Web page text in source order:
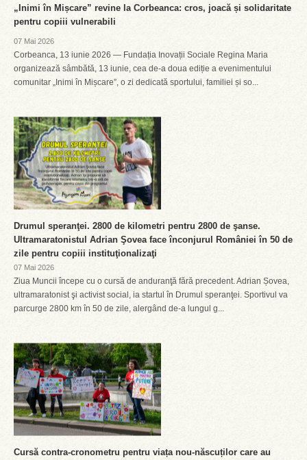
„Inimi în Mișcare” revine la Corbeanca: cros, joacă și solidaritate
pentru copiii vulnerabili
07 Mai 2026
Corbeanca, 13 iunie 2026 — Fundația Inovații Sociale Regina Maria
organizează sâmbătă, 13 iunie, cea de-a doua ediție a evenimentului
comunitar „Inimi în Mișcare”, o zi dedicată sportului, familiei și so...
Drumul speranţei. 2800 de kilometri pentru 2800 de şanse.
Ultramaratonistul Adrian Şovea face înconjurul României în 50 de
zile pentru copiii instituţionalizaţi
07 Mai 2026
Ziua Muncii începe cu o cursă de anduranţă fără precedent. Adrian Șovea,
ultramaratonist şi activist social, ia startul în Drumul speranţei. Sportivul va
parcurge 2800 km în 50 de zile, alergând de-a lungul g...
Cursă contra-cronometru pentru viața nou-născuților care au